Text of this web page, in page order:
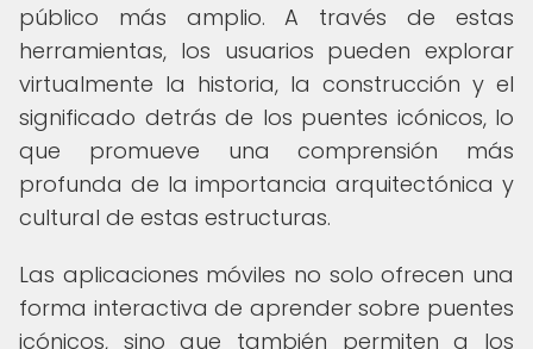
público más amplio. A través de estas
herramientas, los usuarios pueden explorar
virtualmente la historia, la construcción y el
significado detrás de los puentes icónicos, lo
que promueve una comprensión más
profunda de la importancia arquitectónica y
cultural de estas estructuras.
Las aplicaciones móviles no solo ofrecen una
forma interactiva de aprender sobre puentes
icónicos, sino que también permiten a los